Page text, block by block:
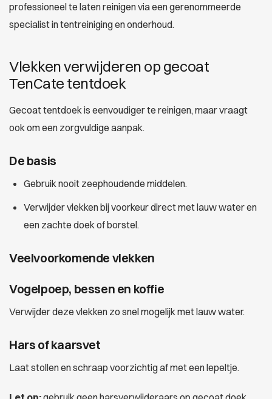
professioneel te laten reinigen via een gerenommeerde
specialist in tentreiniging en onderhoud.
Vlekken verwijderen op gecoat
TenCate tentdoek
Gecoat tentdoek is eenvoudiger te reinigen, maar vraagt
ook om een zorgvuldige aanpak.
De basis
Gebruik nooit zeephoudende middelen.
Verwijder vlekken bij voorkeur direct met lauw water en
een zachte doek of borstel.
Veelvoorkomende vlekken
Vogelpoep, bessen en koffie
Verwijder deze vlekken zo snel mogelijk met lauw water.
Hars of kaarsvet
Laat stollen en schraap voorzichtig af met een lepeltje.